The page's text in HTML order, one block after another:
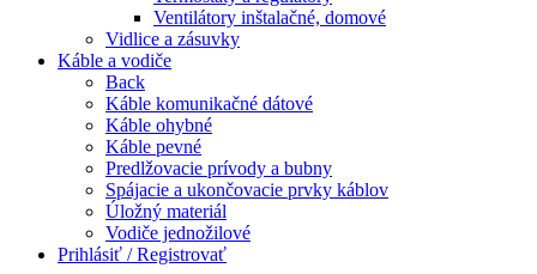
Ventilátory inštalačné, domové
Vidlice a zásuvky
Káble a vodiče
Back
Káble komunikačné dátové
Káble ohybné
Káble pevné
Predlžovacie prívody a bubny
Spájacie a ukončovacie prvky káblov
Úložný materiál
Vodiče jednožilové
Prihlásiť / Registrovať